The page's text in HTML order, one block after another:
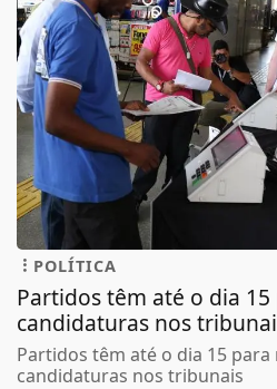
POLÍTICA
Partidos têm até o dia
candidaturas nos
Partidos têm até o dia 15
candidaturas nos tribunais